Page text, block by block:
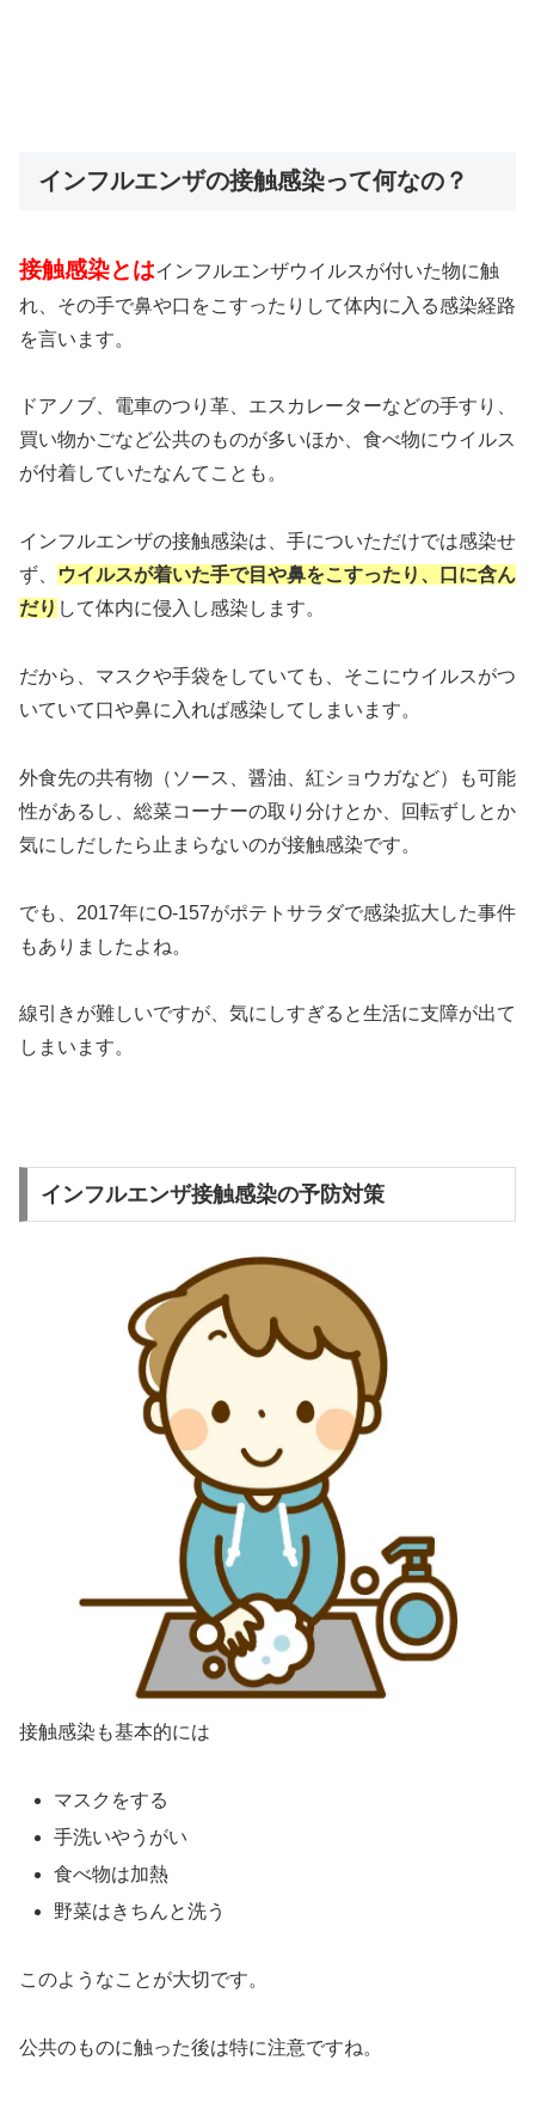
インフルエンザの接触感染って何なの？
接触感染とはインフルエンザウイルスが付いた物に触
れ、その手で鼻や口をこすったりして体内に入る感染経路
を言います。
ドアノブ、電車のつり革、エスカレーターなどの手すり、
買い物かごなど公共のものが多いほか、食べ物にウイルス
が付着していたなんてことも。
インフルエンザの接触感染は、手についただけでは感染せ
ず、
ウイルスが着いた手で目や鼻をこすったり、口に含ん
だり して体内に侵入し感染します。
だから、マスクや手袋をしていても、そこにウイルスがつ
いていて口や鼻に入れば感染してしまいます。
外食先の共有物（ソース、醤油、紅ショウガなど）も可能
性があるし、総菜コーナーの取り分けとか、回転ずしとか
気にしだしたら止まらないのが接触感染です。
でも、2017年にO-157がポテトサラダで感染拡大した事件
もありましたよね。
線引きが難しいですが、気にしすぎると生活に支障が出て
しまいます。
インフルエンザ接触感染の予防対策
接触感染も基本的には
マスクをする
手洗いやうがい
食べ物は加熱
野菜はきちんと洗う
このようなことが大切です。
公共のものに触った後は特に注意ですね。